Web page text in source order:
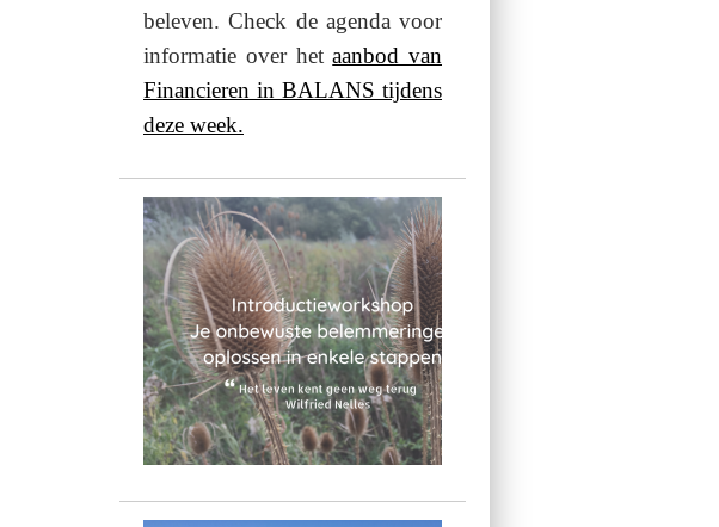
beleven. Check de agenda voor
informatie over hetaanbod van
Financieren in BALANS tijdens
deze week.